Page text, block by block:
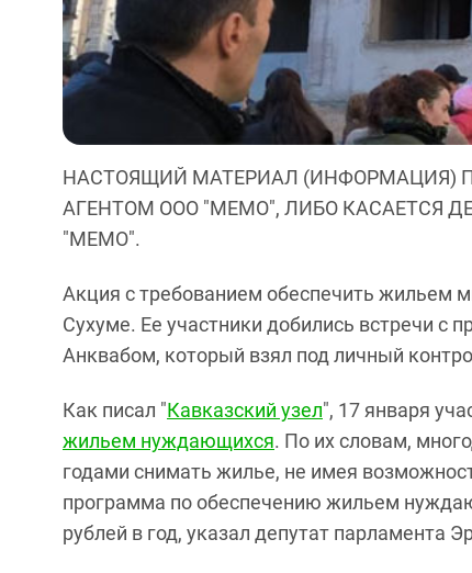
НАСТОЯЩИЙ МАТЕРИАЛ (ИНФОРМАЦИЯ)
АГЕНТОМ ООО "МЕМО", ЛИБО КАСАЕТСЯ
"МЕМО".
Акция с требованием обеспечить жильем
Сухуме. Ее участники добились встречи с
Анквабом, который взял под личный
Как писал "Кавказский узел", 17 января
жильем нуждающихся. По их словам,
годами снимать жилье, не имея
программа по обеспечению жильем
рублей в год, указал депутат парламента